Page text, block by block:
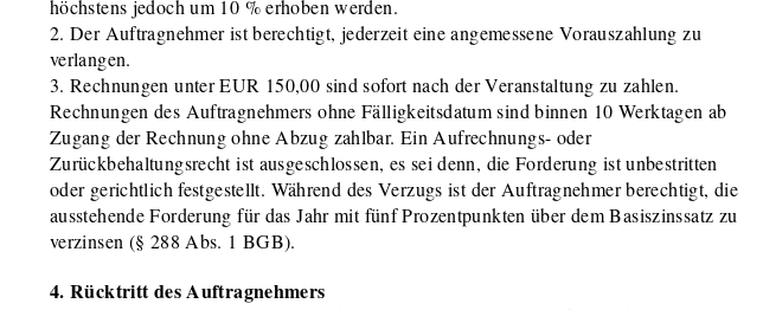
höchstens jedoch um 10 % erhoben werden.
2. Der Auftragnehmer ist berechtigt, jederzeit eine angemessene Vorauszahlung zu
verlangen.
3. Rechnungen unter EUR 150,00 sind sofort nach der Veranstaltung zu zahlen.
Rechnungen des Auftragnehmers ohne Fälligkeitsdatum sind binnen 10 Werktagen ab
Zugang der Rechnung ohne Abzug zahlbar. Ein Aufrechnungs- oder
Zurückbehaltungsrecht ist ausgeschlossen, es sei denn, die Forderung ist unbestritten
oder gerichtlich festgestellt. Während des Verzugs ist der Auftragnehmer berechtigt, die
ausstehende Forderung für das Jahr mit fünf Prozentpunkten über dem Basiszinssatz zu
verzinsen (§ 288 Abs. 1 BGB).
4. Rücktritt des Auftragnehmers